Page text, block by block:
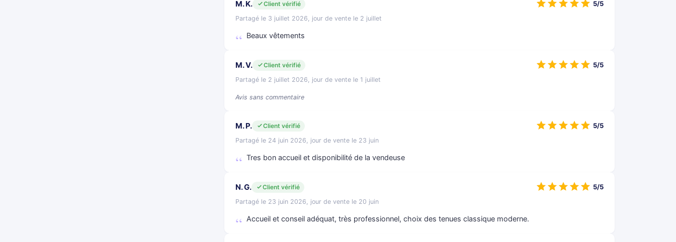
M. K.
Client vérifié
Partagé le 3 juillet 2026, jour de vente le 2 juillet
Beaux vêtements
5/5
M. V.
Client vérifié
Partagé le 2 juillet 2026, jour de vente le 1 juillet
Avis sans commentaire
5/5
M. P.
Client vérifié
Partagé le 24 juin 2026, jour de vente le 23 juin
Tres bon accueil et disponibilité de la vendeuse
5/5
N. G.
Client vérifié
Partagé le 23 juin 2026, jour de vente le 20 juin
Accueil et conseil adéquat, très professionnel, choix des tenues classique moderne.
5/5